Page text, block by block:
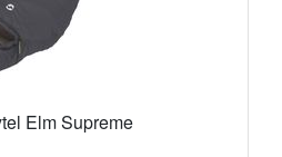
Elm Supreme